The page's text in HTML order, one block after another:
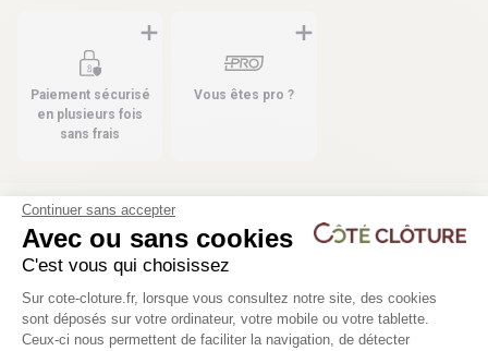
Paiement sécurisé
en plusieurs fois
sans frais
Vous êtes pro ?
Les produits compatibles
10 déclinaisons
Poteau T Gamme résidentielle Jambe de force
Continuer sans accepter
Avec ou sans cookies
C'est vous qui choisissez
Plateforme de Gestion du
Sur cote-cloture.fr, lorsque vous consultez notre site, des cookies
sont déposés sur votre ordinateur, votre mobile ou votre tablette.
Ceux-ci nous permettent de faciliter la navigation, de détecter